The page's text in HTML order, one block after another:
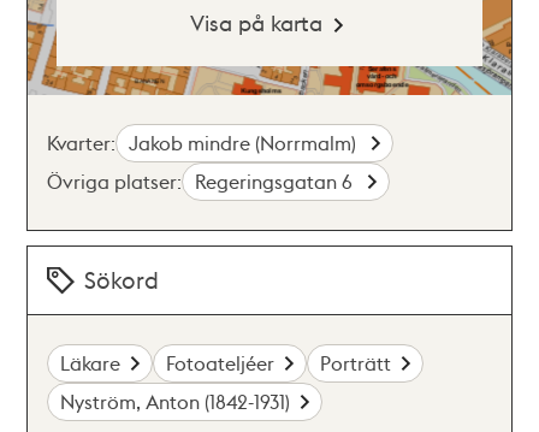
Visa på karta
Kvarter: Jakob mindre (Norrmalm)
Övriga platser: Regeringsgatan 6
Sökord
Läkare Fotoateljéer
Porträtt
Nyström, Anton (1842-1931)